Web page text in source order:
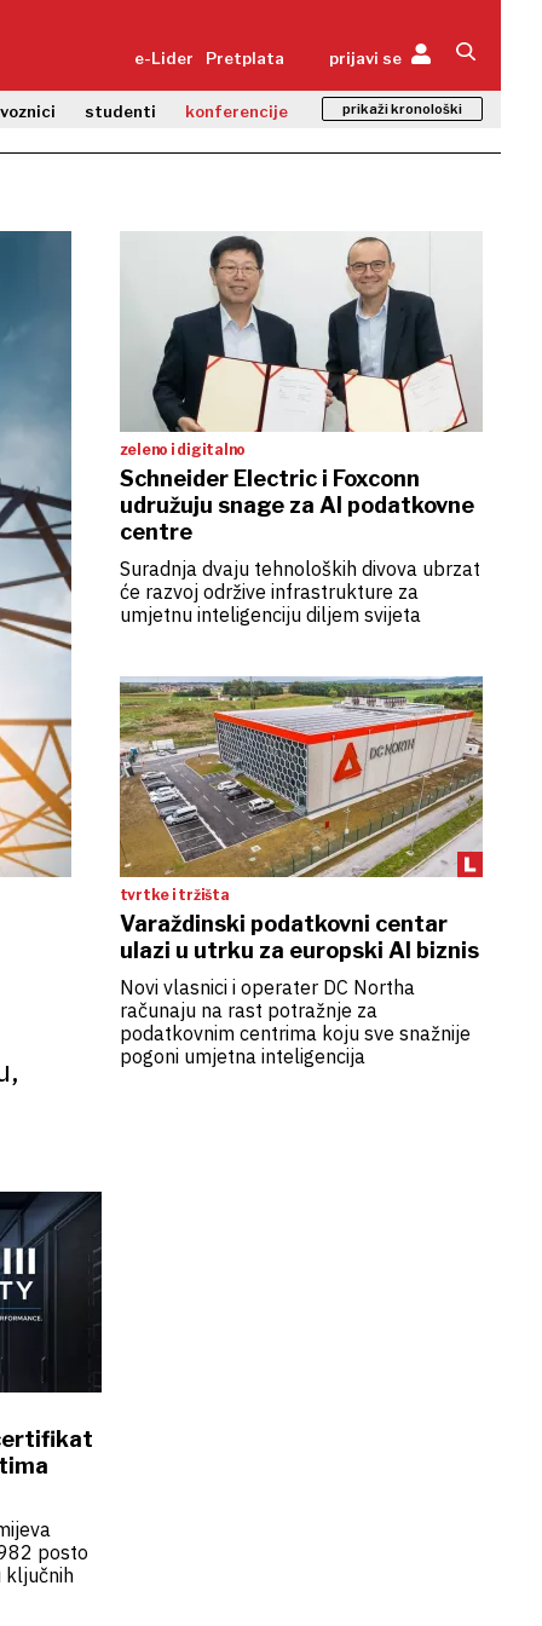
e-Lider Pretplata prijavi se
studenti konferencije prikaži kronološki
zeleno i digitalno
Schneider Electric i Foxconn
udružuju snage za AI podatkovne
centre
Suradnja dvaju tehnoloških divova ubrzat
će razvoj održive infrastrukture za
umjetnu inteligenciju diljem svijeta
tvrtke i tržišta
Varaždinski podatkovni centar
ulazi u utrku za europski AI biznis
Novi vlasnici i operater DC Northa
računaju na rast potražnje za
podatkovnim centrima koju sve snažnije
pogoni umjetna inteligencija
posto
ključnih